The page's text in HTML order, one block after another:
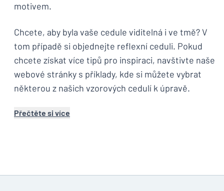
motivem.
Chcete, aby byla vaše cedule viditelná i ve tmě? V
tom případě si objednejte reflexní ceduli. Pokud
chcete získat více tipů pro inspiraci, navštivte naše
webové stránky s příklady, kde si můžete vybrat
některou z našich vzorových cedulí k úpravě.
Přečtěte si více